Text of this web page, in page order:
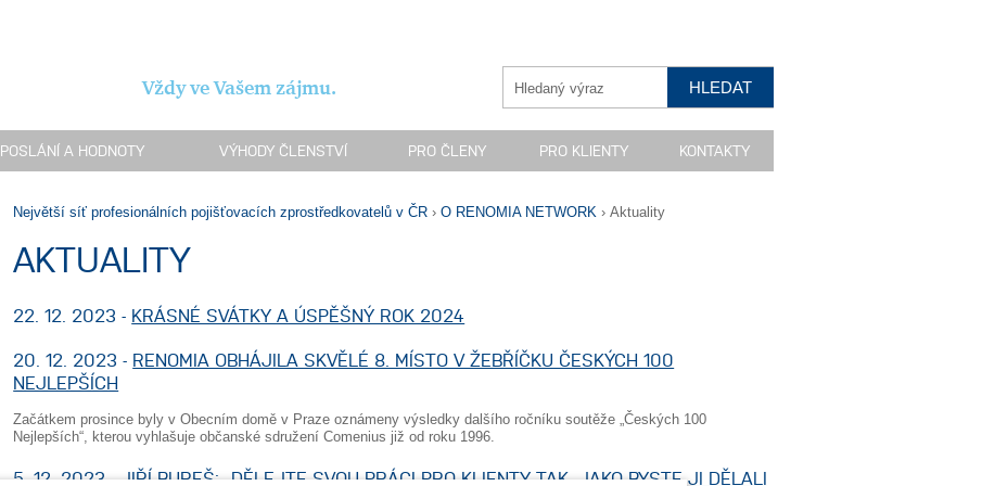
Vždy ve Vašem zájmu.
POSLÁNÍ A HODNOTY VÝHODY ČLENSTVÍ PRO ČLENY PRO KLIENTY KONTAKTY
Největší síť profesionálních pojišťovacích zprostředkovatelů v ČR › O RENOMIA NETWORK › Aktuality
AKTUALITY
22. 12. 2023 - KRÁSNÉ SVÁTKY A ÚSPĚŠNÝ ROK 2024
20. 12. 2023 - RENOMIA OBHÁJILA SKVĚLÉ 8. MÍSTO V ŽEBŘÍČKU ČESKÝCH 100
NEJLEPŠÍCH
Začátkem prosince byly v Obecním domě v Praze oznámeny výsledky dalšího ročníku soutěže „Českých 100
Nejlepších“, kterou vyhlašuje občanské sdružení Comenius již od roku 1996.
5. 12. 2023 -JIŘÍ BUREŠ: „DĚLEJTE SVOU PRÁCI PRO KLIENTY TAK, JAKO BYSTE JI DĚLALI